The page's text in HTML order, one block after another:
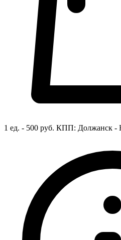
1 ед. - 500 руб. КПП: Должанск -